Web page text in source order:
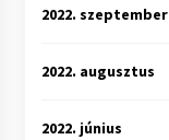
2022. szeptember
2022. augusztus
2022. június